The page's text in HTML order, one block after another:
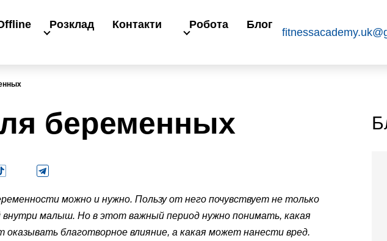
Розклад Контакти Робота Блог
беременных
можно и нужно. Пользу от него почувствует не только
малыш. Но в этот важный период нужно понимать, какая
оказывать благотворное влияние, а какая может нанести вред.